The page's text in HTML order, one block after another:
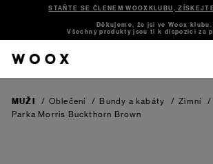
STAŇTE SE ČLENEM WOOXKLUBU,
Děkujeme, že jsi ve Woox klubu.
Všechny produkty jsou ti k dispozici za
MUŽI / Oblečení / Bundy a kabáty / Zimní
/
Parka Morris Buckthorn Brown